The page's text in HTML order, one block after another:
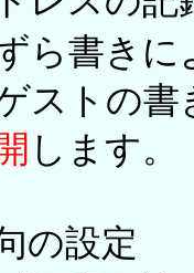
ら書きに
ストの
します。
の設定